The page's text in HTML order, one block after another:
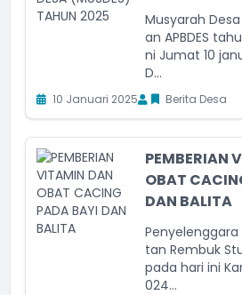
Musyarah
an APBDES
ni Jumat 10
D...
10 Januari 2025 Berita Desa
PEMBERIAN
OBAT
DAN BALITA
Penyelenggara
tan Rembuk
pada hari ini
024...